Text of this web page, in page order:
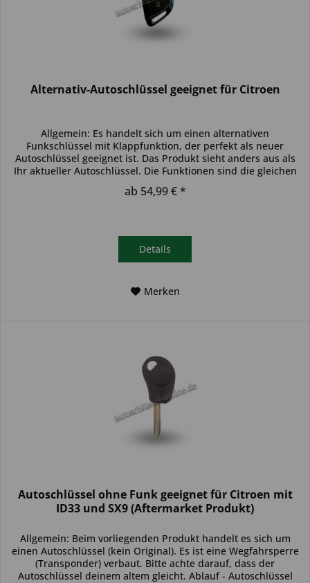
Alternativ-Autoschlüssel geeignet für Citroen
Allgemein: Es handelt sich um einen alternativen
Funkschlüssel mit Klappfunktion, der perfekt als neuer
Autoschlüssel geeignet ist. Das Produkt sieht anders aus als
Ihr aktueller Autoschlüssel. Die Funktionen sind die gleichen
und der...
ab 54,99 € *
Details
Merken
Autoschlüssel ohne Funk geeignet für Citroen mit
ID33 und SX9 (Aftermarket Produkt)
Allgemein: Beim vorliegenden Produkt handelt es sich um
einen Autoschlüssel (kein Original). Es ist eine Wegfahrsperre
(Transponder) verbaut. Bitte achte darauf, dass der
Autoschlüssel deinem altem gleicht. Ablauf - Autoschlüssel